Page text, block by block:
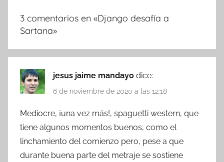
3 comentarios en «Django desafía a
Sartana»
jesus jaime mandayo dice:
6 de noviembre de 2020 a las 12:18
Mediocre, ¡una vez más!, spaguetti western, que
tiene algunos momentos buenos, como el
linchamiento del comienzo pero, pese a que
durante buena parte del metraje se sostiene